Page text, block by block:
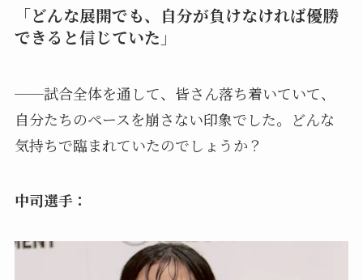
「どんな展開でも、自分が負けなければ優勝
できると信じていた」
──試合全体を通して、皆さん落ち着いていて、
自分たちのペースを崩さない印象でした。どんな
気持ちで臨まれていたのでしょうか？
中司選手：